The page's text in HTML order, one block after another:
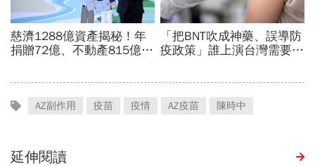
AZ副作用 疫苗 疫情 AZ疫苗 陳時中
延伸閱讀